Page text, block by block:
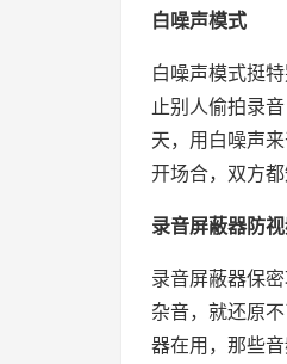
白噪声模式
白噪声模式挺
止别人偷拍录
天，用白噪声
开场合，双方
录音屏蔽器防
录音屏蔽器保
杂音，就还原
器在用，那些